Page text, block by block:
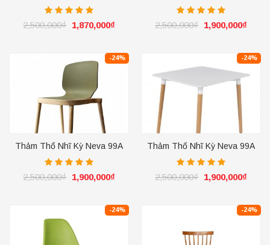
Ivory
2,500,000₫ 1,870,000₫
Ivory
2,500,000₫ 1,900,000₫
-24%
Thảm Thổ Nhĩ Kỳ Neva 99A
Ivory
2,500,000₫ 1,900,000₫
-24%
Thảm Thổ Nhĩ Kỳ Neva 99A
Ivory
2,500,000₫ 1,900,000₫
-24% -24%